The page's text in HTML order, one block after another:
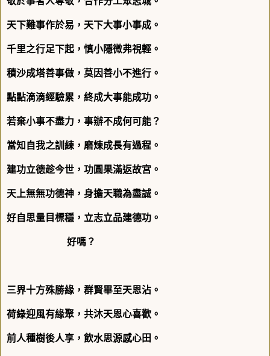
天下難事作於易，天下大事小事成。
千里之行足下起，慎小隱微弗視輕。
積沙成塔善事做，莫因善小不進行。
點點滴滴經驗累，終成大事能成功。
若棄小事不盡力，事辦不成何可能？
當知自我之訓練，磨煉成長有過程。
建功立德趁今世，功圓果滿返故宮。
天上無無功德神，身擔天職為盡誠。
好自思量目標穩，立志立品建德功。
好嗎？
三界十方殊勝緣，群賢畢至天恩沾。
荷綠迎風有緣聚，共沐天恩心喜歡。
前人種樹後人享，飲水思源感心田。